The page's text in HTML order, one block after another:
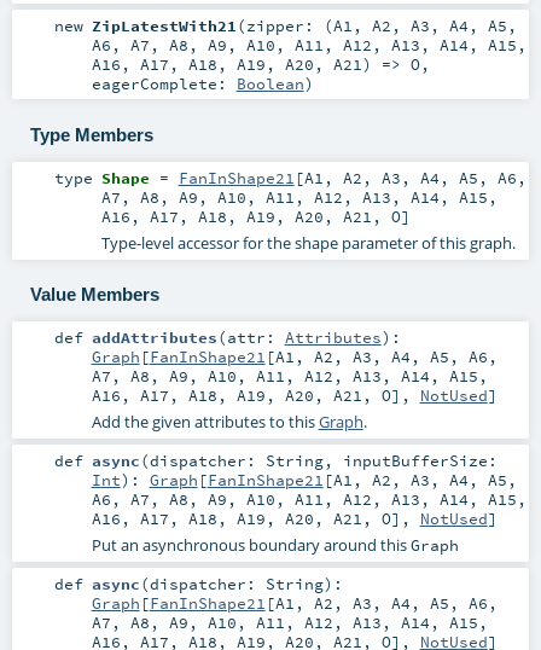
new ZipLatestWith21(zipper: (A1 , A2 , A3 , A4 , A5 ,
A6 , A7 , A8 , A9 , A10 , A11 , A12 , A13 , A14 , A15 ,
A16 , A17 , A18 , A19 , A20 , A21) => O,
eagerComplete: Boolean)
Type Members
type Shape = FanInShape21 [A1 , A2 , A3 , A4 , A5 , A6 ,
A7 , A8 , A9 , A10 , A11 , A12 , A13 , A14 , A15 ,
A16 , A17 , A18 , A19 , A20 , A21 , O]
Type-level accessor for the shape parameter of this graph.
Value Members
def addAttributes(attr: Attributes) :
Graph [FanInShape21 [A1 , A2 , A3 , A4 , A5 , A6 ,
A7 , A8 , A9 , A10 , A11 , A12 , A13 , A14 , A15 ,
A16 , A17 , A18 , A19 , A20 , A21 , O], NotUsed]
Add the given attributes to thisGraph.
def async(dispatcher: String, inputBufferSize:
Int) : Graph [FanInShape21 [A1 , A2 , A3 , A4 , A5 ,
A6 , A7 , A8 , A9 , A10 , A11 , A12 , A13 , A14 , A15 ,
A16 , A17 , A18 , A19 , A20 , A21 , O], NotUsed]
Put an asynchronous boundary around thisGraph
def async(dispatcher: String) :
Graph [FanInShape21 [A1 , A2 , A3 , A4 , A5 , A6 ,
A7 , A8 , A9 , A10 , A11 , A12 , A13 , A14 , A15 ,
A16 , A17 , A18 , A19 , A20 , A21 , O], NotUsed]